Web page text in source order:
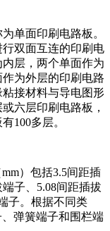
单面印刷电路板。
双面互连的印刷电
层，两个单面作为
为外层的印刷电路
接材料与导电图形
六层印刷电路板，
100多层。
）包括3.5间距插
子、5.08间距插拔
子。根据不同类
弹簧端子和围栏端